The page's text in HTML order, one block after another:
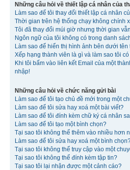
Những câu hỏi về thiết lập cá nhân của
Làm sao để tôi thay đổi thiết lập cá nhân
Thời gian trên hệ thống chạy không chính
Tôi đã thay đổi múi giờ nhưng thời gian
Ngôn ngữ của tôi không có trong danh
Làm sao để hiển thị hình ảnh bên dưới tên
Xếp hạng thành viên là gì và làm sao tôi
Khi tôi bấm vào liên kết Email của một
nhập!
Những câu hỏi về chức năng gửi bài
Làm sao để tôi tạo chủ đề mới trong một
Làm sao để tôi sửa hay xoá một bài viết?
Làm sao để tôi đính kèm chữ ký cá nhân
Làm sao để tôi tạo một bình chọn?
Tại sao tôi không thể thêm vào nhiều hơn
Làm sao để tôi sửa hay xoá một bình
Tại sao tôi không thể truy cập vào một
Tại sao tôi không thể đính kèm tập tin?
Tại sao tôi lại nhận được một cảnh cáo?